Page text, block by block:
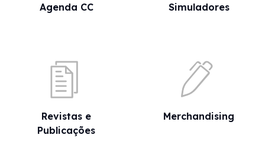
Agenda CC Simuladores
Revistas e
Publicações
Merchandising